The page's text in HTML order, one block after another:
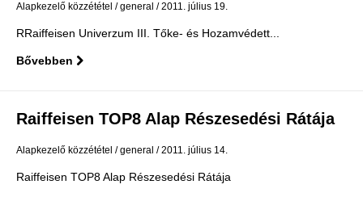
Alapkezelő közzététel general 2011. július 19.
RRaiffeisen Univerzum III. Tőke- és Hozamvédett...
Bővebben
Raiffeisen TOP8 Alap Részesedési Rátája
Alapkezelő közzététel general 2011. július 14.
Raiffeisen TOP8 Alap Részesedési Rátája